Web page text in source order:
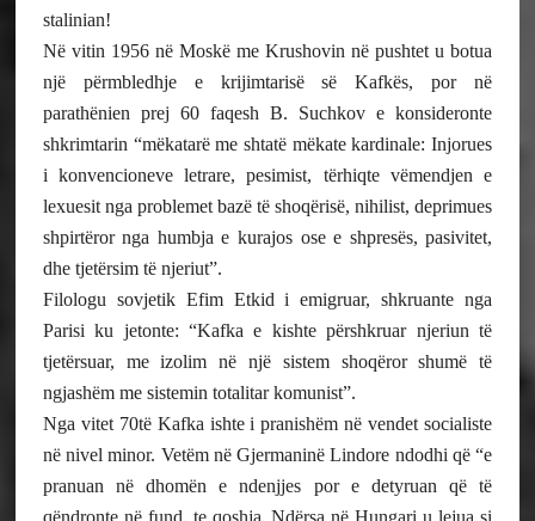
stalinian!
Në vitin 1956 në Moskë me Krushovin në pushtet u botua
një përmbledhje e krijimtarisë së Kafkës, por në
parathënien prej 60 faqesh B. Suchkov e konsideronte
shkrimtarin “mëkatarë me shtatë mëkate kardinale: Injorues
i konvencioneve letrare, pesimist, tërhiqte vëmendjen e
lexuesit nga problemet bazë të shoqërisë, nihilist, deprimues
shpirtëror nga humbja e kurajos ose e shpresës, pasivitet,
dhe tjetërsim të njeriut”.
Filologu sovjetik Efim Etkid i emigruar, shkruante nga
Parisi ku jetonte: “Kafka e kishte përshkruar njeriun të
tjetërsuar, me izolim në një sistem shoqëror shumë të
ngjashëm me sistemin totalitar komunist”.
Nga vitet 70të Kafka ishte i pranishëm në vendet socialiste
në nivel minor. Vetëm në Gjermaninë Lindore ndodhi që “e
pranuan në dhomën e ndenjjes por e detyruan që të
qëndronte në fund, te qoshja. Ndërsa në Hungari u lejua si